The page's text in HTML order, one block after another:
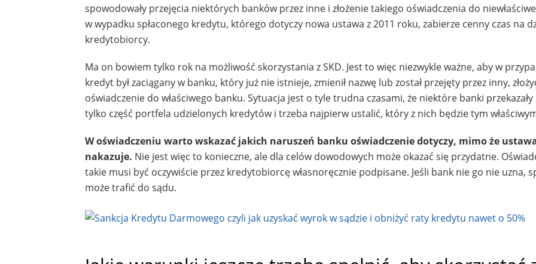
spowodowały przejęcia niektórych banków przez inne i złożenie takiego oświadczenia do
w wypadku spłaconego kredytu, którego dotyczy nowa ustawa z 2011 roku, zabierze cenny czas na
kredytobiorcy.
Ma on bowiem tylko rok na możliwość skorzystania z SKD. Jest to więc niezwykle ważne, aby w
kredyt był zaciągany w banku, który już nie istnieje, zmienił nazwę lub został przejęty przez inny,
oświadczenie do właściwego banku. Sytuacja jest o tyle trudna czasami, że niektóre banki
tylko część portfela udzielonych kredytów i trzeba najpierw ustalić, który z nich będzie tym
W oświadczeniu warto wskazać jakich naruszeń banku oświadczenie dotyczy, mimo że
nakazuje. Nie jest więc to konieczne, ale dla celów dowodowych może okazać się przydatne.
takie musi być oczywiście przez kredytobiorcę własnoręcznie podpisane. Jeśli bank nie go nie uzna,
może trafić do sądu.